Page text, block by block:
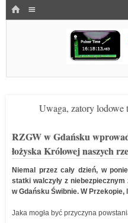
HOME
Pulsarowy.pl
Uwaga, zatory lodowe
RZGW w Gdańsku
łożyska Królowej naszych
Niemal przez cały dzień, w
statki walczyły z
w Gdańsku Świbnie. W
Jaka mogła być przyczyna